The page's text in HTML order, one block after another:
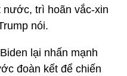
nước, trì hoãn vắc-xin
nói.
lại nhấn mạnh
đoàn kết để chiến